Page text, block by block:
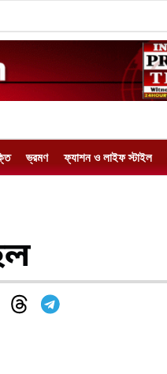
ভ্রমণ ফ্যাশন ও লাইফ স্টাইল